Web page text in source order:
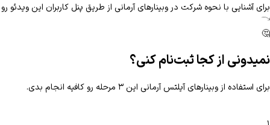
برای آشنایی با نحوه شرکت در وبینارهای آرمانی از طریق پنل کاربران این ویدئو
🤔
نمیدونی از کجا ثبت‌نام کنی؟
برای استفاده از وبینارهای آیلتس آرمانی این ۳ مرحله رو کافیه انجام بدی.